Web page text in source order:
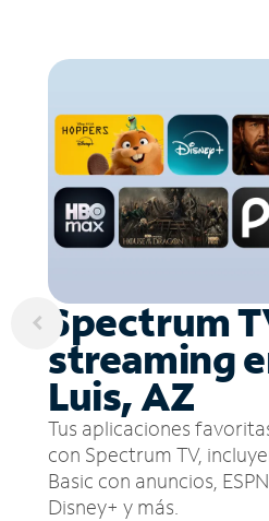
Spectrum
streaming
Luis, AZ
Tus aplicaciones
con Spectrum TV,
Basic con anuncios,
Disney+ y más.